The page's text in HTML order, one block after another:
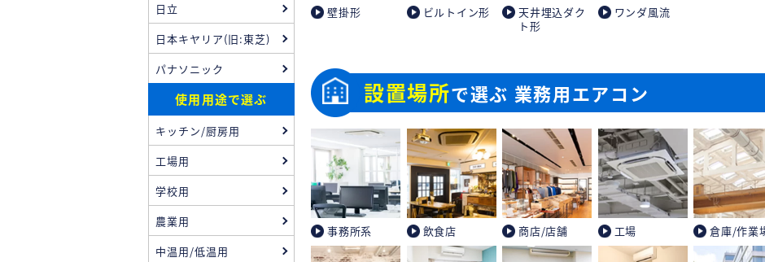
壁掛形 ビルトイン形
天井埋込ダク
ト形
ワンダ風流
設置場所で選ぶ 業務用エアコン
事務所系 飲食店 商店/店舗 工場 倉庫/作業
日立
日本キヤリア(旧:東芝)
パナソニック
使用用途で選ぶ
キッチン/厨房用
工場用
学校用
農業用
中温用/低温用